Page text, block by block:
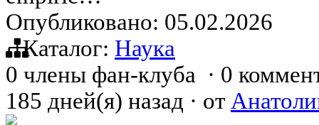
Опубликовано: 05.02.2026
Каталог: Наука
0 члены фан-клуба · 0
185 дней(я) назад · от